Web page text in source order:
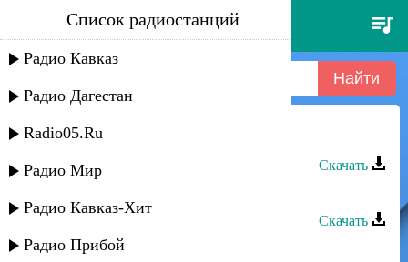
ризабала агабалаев - трилоло
Список радиостанций
Радио Кавказ
Радио Дагестан
Radio05.Ru
Радио Мир
Радио Кавказ-Хит
Радио Прибой
Ризабала Агабалаев - Трилоло
Скачать
Скачать
Ризабала Агабалаев - Назави